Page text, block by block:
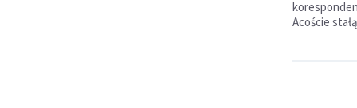
Acoście